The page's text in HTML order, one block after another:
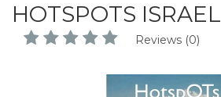
HOTSPOTS ISRAEL
Reviews (0)